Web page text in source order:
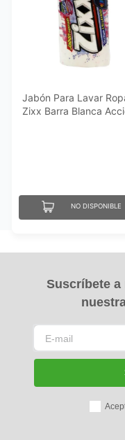
Jabón Para Lavar
Zixx Barra Blanca
NO DISPONIBLE
Suscríbete